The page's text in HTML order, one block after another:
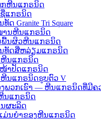
ກຫີນແກຣນິດ
ແກຣນິດ
ທັດ Granite Tri Square
ານຫີນແກຣນິດ
ນຜິວຫີນແກຣນິດ
ທັດສີ່ຫລ່ຽມແກຣນິດ
ນແກຣນິດ
າປັດແກຣນິດ
ນແກຣນິດຮູບຕົວ V
ພວກເຮົາ — ຫີນແກຣນິດທີ່ມີຄ
ນແກຣນິດ
ຜະລິດ
ມ່ນຍໍາຂອງຫີນແກຣນິດ